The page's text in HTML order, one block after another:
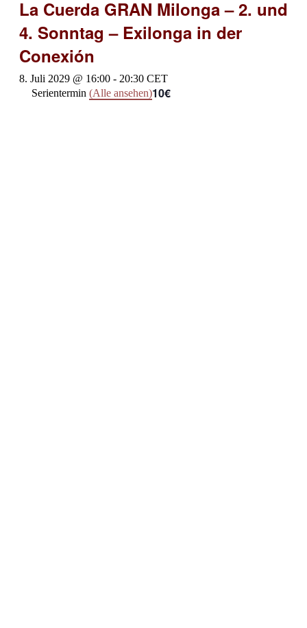
La Cuerda GRAN Milonga – 2. und
4. Sonntag – Exilonga in der
Conexión
8. Juli 2029 @ 16:00 - 20:30 CET
Serientermin (Alle ansehen)10€